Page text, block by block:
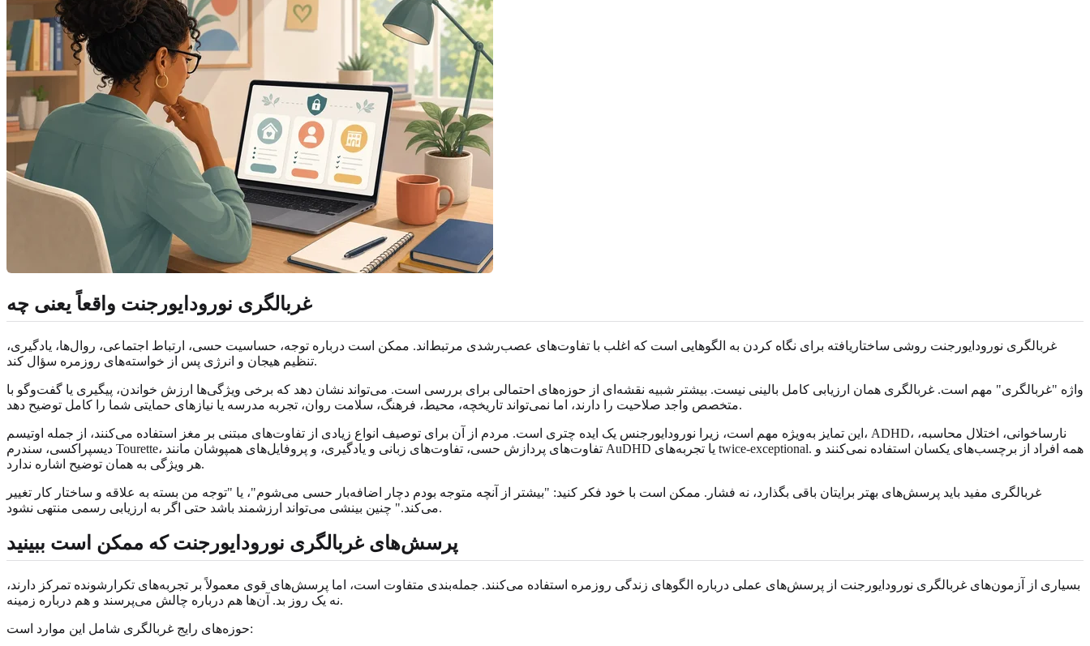
غربالگری نورودایورجنت واقعاً یعنی چه
غربالگری نورودایورجنت روشی ساختاریافته برای نگاه کردن به الگوهایی است که اغلب با تفاوت‌های عصب‌رشدی مرتبط‌اند. ممکن است درباره توجه، حساسیت حسی، ارتباط اجتماعی، روال‌ها، یادگیری،
تنظیم هیجان و انرژی پس از خواسته‌های روزمره سؤال کند.
واژه "غربالگری" مهم است. غربالگری همان ارزیابی کامل بالینی نیست. بیشتر شبیه نقشه‌ای از حوزه‌های احتمالی برای بررسی است. می‌تواند نشان دهد که برخی ویژگی‌ها ارزش خواندن، پیگیری یا گفت‌وگو با
متخصص واجد صلاحیت را دارند، اما نمی‌تواند تاریخچه، محیط، فرهنگ، سلامت روان، تجربه مدرسه یا نیازهای حمایتی شما را کامل توضیح دهد.
این تمایز به‌ویژه مهم است، زیرا نورودایورجنس یک ایده چتری است. مردم از آن برای توصیف انواع زیادی از تفاوت‌های مبتنی بر مغز استفاده می‌کنند، از جمله اوتیسم، ADHD، نارساخوانی، اختلال محاسبه،
دیسپراکسی، سندرم Tourette، تفاوت‌های پردازش حسی، تفاوت‌های زبانی و یادگیری، و پروفایل‌های همپوشان مانند AuDHD یا تجربه‌های twice-exceptional. همه افراد از برچسب‌های یکسان استفاده نمی‌کنند و
هر ویژگی به همان توضیح اشاره ندارد.
غربالگری مفید باید پرسش‌های بهتر برایتان باقی بگذارد، نه فشار. ممکن است با خود فکر کنید: "بیشتر از آنچه متوجه بودم دچار اضافه‌بار حسی می‌شوم"، یا "توجه من بسته به علاقه و ساختار کار تغییر
می‌کند." چنین بینشی می‌تواند ارزشمند باشد حتی اگر به ارزیابی رسمی منتهی نشود.
پرسش‌های غربالگری نورودایورجنت که ممکن است ببینید
بسیاری از آزمون‌های غربالگری نورودایورجنت از پرسش‌های عملی درباره الگوهای زندگی روزمره استفاده می‌کنند. جمله‌بندی متفاوت است، اما پرسش‌های قوی معمولاً بر تجربه‌های تکرارشونده تمرکز دارند،
نه یک روز بد. آن‌ها هم درباره چالش می‌پرسند و هم درباره زمینه.
حوزه‌های رایج غربالگری شامل این موارد است: